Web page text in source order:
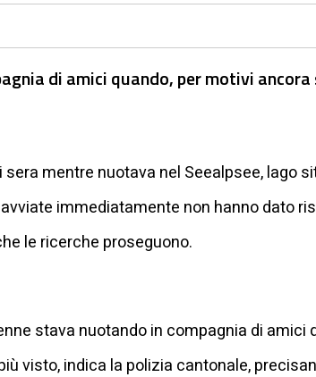
di amici quando, per motivi
mentre nuotava nel Seealpsee, lago
immediatamente non hanno dato
le ricerche proseguono.
stava nuotando in compagnia di amici
visto, indica la polizia cantonale,